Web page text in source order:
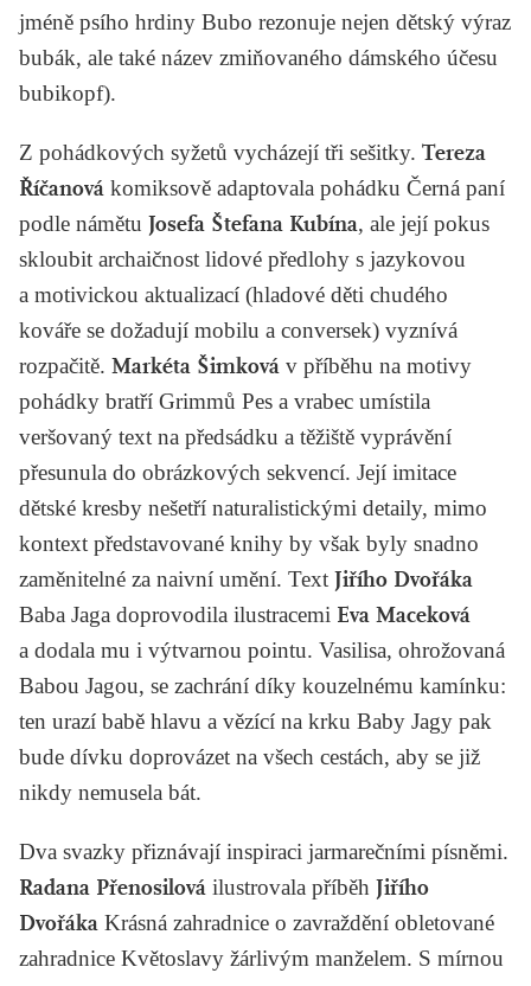
jméně psího hrdiny Bubo rezonuje nejen dětský výraz
bubák, ale také název zmiňovaného dámského účesu
bubikopf).
Z pohádkových syžetů vycházejí tři sešitky. Tereza
Říčanová komiksově adaptovala pohádku Černá paní
podle námětu Josefa Štefana Kubína, ale její pokus
skloubit archaičnost lidové předlohy s jazykovou
a motivickou aktualizací (hladové děti chudého
kováře se dožadují mobilu a conversek) vyznívá
rozpačitě. Markéta Šimková v příběhu na motivy
pohádky bratří Grimmů Pes a vrabec umístila
veršovaný text na předsádku a těžiště vyprávění
přesunula do obrázkových sekvencí. Její imitace
dětské kresby nešetří naturalistickými detaily, mimo
kontext představované knihy by však byly snadno
zaměnitelné za naivní umění. Text Jiřího Dvořáka
Baba Jaga doprovodila ilustracemi Eva Maceková
a dodala mu i výtvarnou pointu. Vasilisa, ohrožovaná
Babou Jagou, se zachrání díky kouzelnému kamínku:
ten urazí babě hlavu a vězící na krku Baby Jagy pak
bude dívku doprovázet na všech cestách, aby se již
nikdy nemusela bát.
Dva svazky přiznávají inspiraci jarmarečními písněmi.
Radana Přenosilová ilustrovala příběh Jiřího
Dvořáka Krásná zahradnice o zavraždění obletované
zahradnice Květoslavy žárlivým manželem. S mírnou